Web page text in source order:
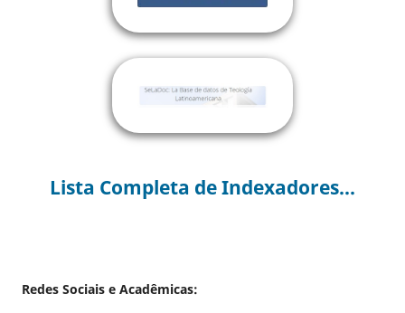
Lista Completa de Indexadores...
Redes Sociais e Acadêmicas: